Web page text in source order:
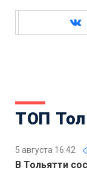
ТОП
5 августа 16:42
В Тольятти